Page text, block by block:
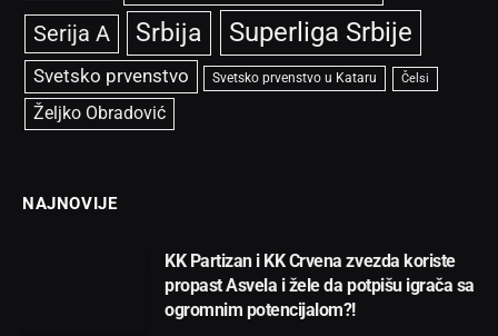
Serija A Srbija Superliga Srbije
Svetsko prvenstvo Svetsko prvenstvo u Kataru Čelsi
Željko Obradović
NAJNOVIJE
KK Partizan i KK Crvena zvezda koriste
propast Asvela i žele da potpišu igrača sa
ogromnim potencijalom?!